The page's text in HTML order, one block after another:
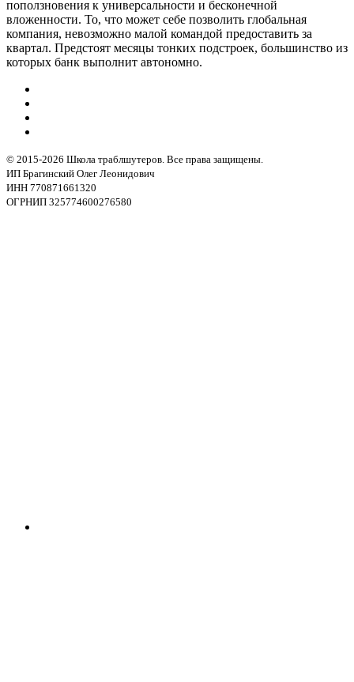
поползновения к универсальности и бесконечной
вложенности. То, что может себе позволить глобальная
компания, невозможно малой командой предоставить за
квартал. Предстоят месяцы тонких подстроек, большинство из
которых банк выполнит автономно.
© 2015-2026 Школа траблшутеров. Все права защищены.
ИП Брагинский Олег Леонидович
ИНН 770871661320
ОГРНИП 325774600276580